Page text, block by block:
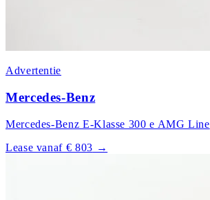
Advertentie
Mercedes-Benz
Mercedes-Benz E-Klasse 300 e AMG Line
Lease vanaf € 803 →